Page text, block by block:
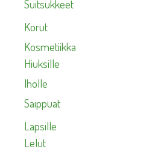
Suitsukkeet
Korut
Kosmetiikka
Hiuksille
Iholle
Saippuat
Lapsille
Lelut